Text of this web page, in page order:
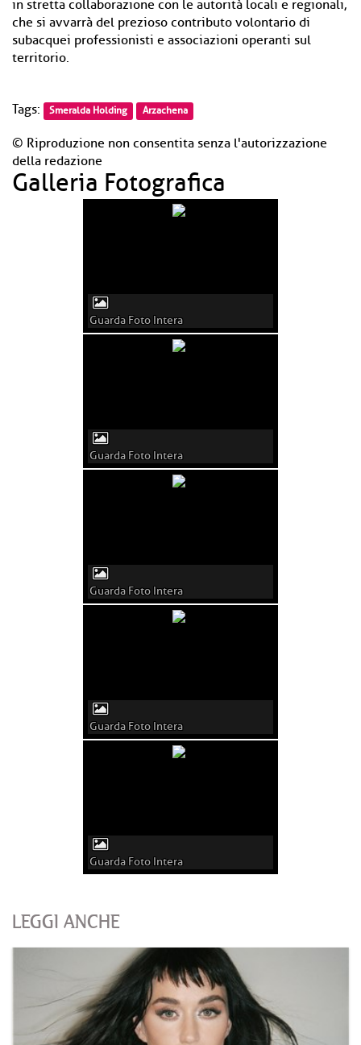
in stretta collaborazione con le autorità locali e regionali,
che si avvarrà del prezioso contributo volontario di
subacquei professionisti e associazioni operanti sul
territorio.
Tags: Smeralda Holding Arzachena
© Riproduzione non consentita senza l'autorizzazione
della redazione
Galleria Fotografica
Guarda Foto Intera
Guarda Foto Intera
Guarda Foto Intera
Guarda Foto Intera
Guarda Foto Intera
LEGGI ANCHE